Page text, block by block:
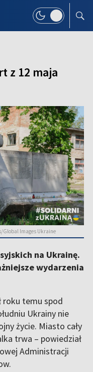
z 12 maja
Global Images Ukraine
na Ukrainę.
wydarzenia
roku temu spod
Ukrainy nie
życie. Miasto cały
trwa – powiedział
Administracji